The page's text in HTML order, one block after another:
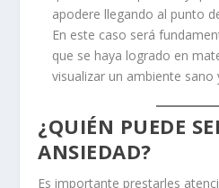
apodere llegando al punto
En este caso será
que se haya logrado en
visualizar un ambiente
¿QUIÉN PUEDE
ANSIEDAD?
Es importante prestarles